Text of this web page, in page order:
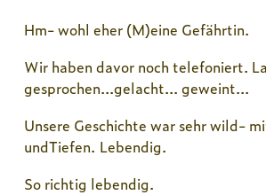
Hm- wohl eher (M)eine Gefährtin.
Wir haben davor noch telefoniert.
gesprochen...gelacht... geweint...
Unsere Geschichte war sehr wild-
undTiefen. Lebendig.
So richtig lebendig.